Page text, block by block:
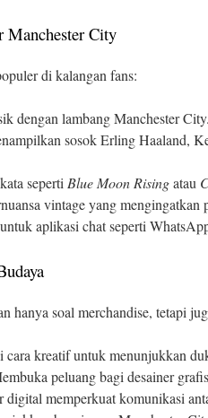
Manchester City
di kalangan fans:
dengan lambang Manchester
sosok Erling Haaland,
seperti Blue Moon Risingatau
vintage yang mengingatkan
aplikasi chat seperti
hanya soal merchandise, tetapi
cara kreatif untuk menunjukkan
peluang bagi desainer
digital memperkuat komunikasi